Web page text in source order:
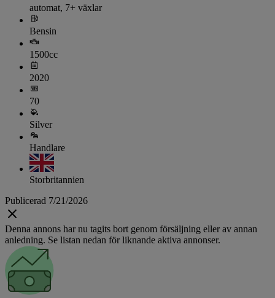
automat, 7+ växlar
Bensin
1500cc
2020
70
Silver
Handlare
Storbritannien
Publicerad 7/21/2026
Denna annons har nu tagits bort genom försäljning eller av annan
anledning. Se listan nedan för liknande aktiva annonser.